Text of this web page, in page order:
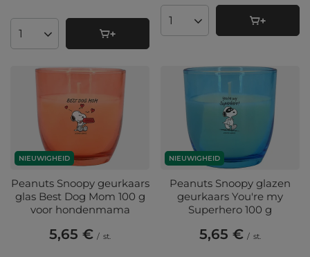
Aantal producten
Aantal producten
NIEUWIGHEID
Peanuts Snoopy geurkaars
glas Best Dog Mom 100 g
voor hondenmama
5,65 € / st.
NIEUWIGHEID
Peanuts Snoopy glazen
geurkaars You're my
Superhero 100 g
5,65 € / st.